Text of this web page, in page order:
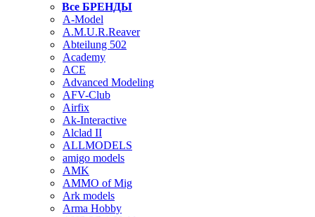
Все БРЕНДЫ
A-Model
A.M.U.R.Reaver
Abteilung 502
Academy
ACE
Advanced Modeling
AFV-Club
Airfix
Ak-Interactive
Alclad II
ALLMODELS
amigo models
AMK
AMMO of Mig
Ark models
Arma Hobby